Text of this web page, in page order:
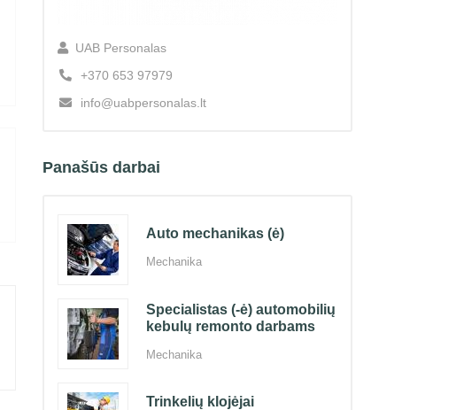
UAB Personalas
+370 653 97979
info@uabpersonalas.lt
Panašūs darbai
Auto mechanikas (ė)
Mechanika
Specialistas (-ė) automobilių
kebulų remonto darbams
Mechanika
Trinkelių klojėjai